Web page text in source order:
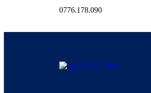
0776.178.090